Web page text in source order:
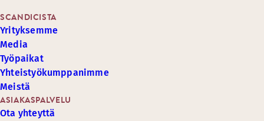
ASIAKASPALVELU
Ota yhteyttä
SCANDICISTA
Yrityksemme
Media
Työpaikat
Yhteistyökumppanimme
Meistä